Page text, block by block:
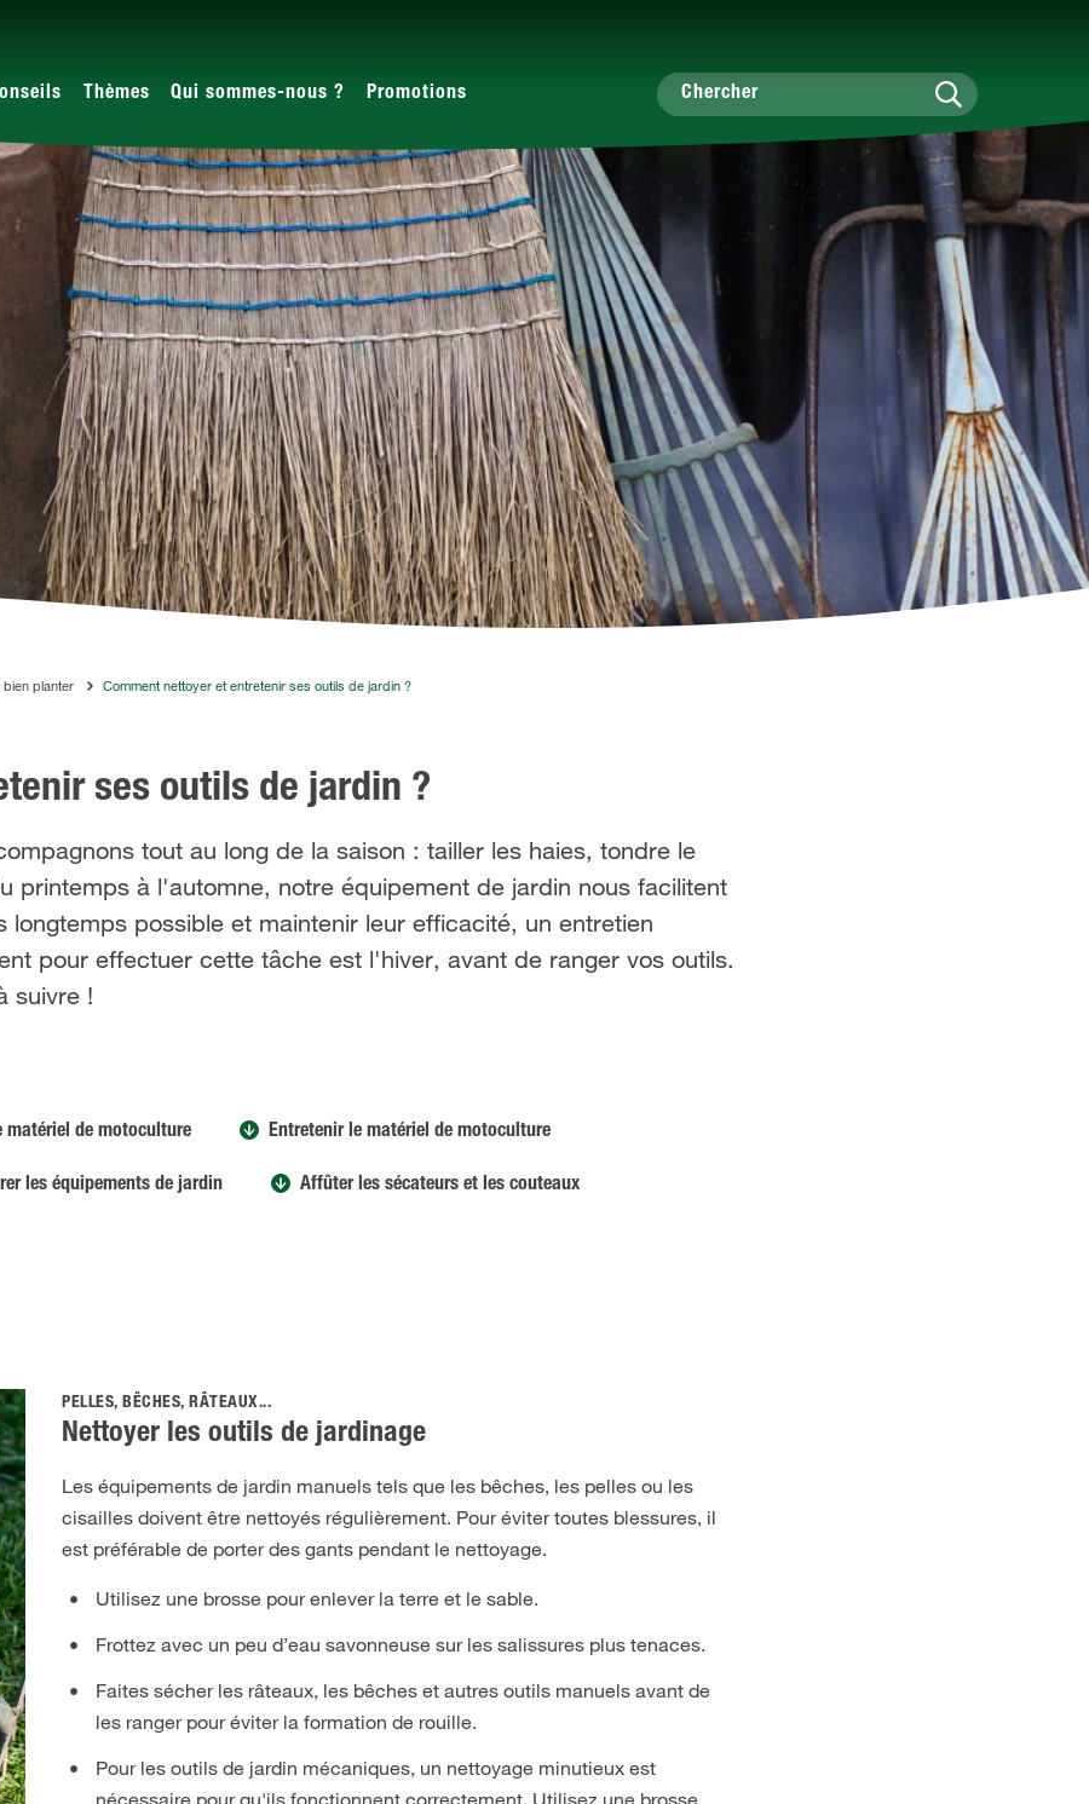
Thèmes Qui sommes-nous ? Promotions
bien planter Comment nettoyer et entretenir ses outils de jardin ?
ses outils de jardin ?
tout au long de la saison : tailler les haies, tondre le
printemps à l'automne, notre équipement de jardin nous facilitent
longtemps possible et maintenir leur efficacité, un entretien
pour effectuer cette tâche est l'hiver, avant de ranger vos outils.
suivre !
matériel de motoculture Entretenir le matériel de motoculture
les équipements de jardin Affûter les sécateurs et les couteaux
PELLES, BÊCHES, RÂTEAUX...
Nettoyer les outils de jardinage
Les équipements de jardin manuels tels que les bêches, les pelles ou les
cisailles doivent être nettoyés régulièrement. Pour éviter toutes blessures, il
est préférable de porter des gants pendant le nettoyage.
Utilisez une brosse pour enlever la terre et le sable.
Frottez avec un peu d’eau savonneuse sur les salissures plus tenaces.
Faites sécher les râteaux, les bêches et autres outils manuels avant de
les ranger pour éviter la formation de rouille.
Pour les outils de jardin mécaniques, un nettoyage minutieux est
nécessaire pour qu'ils fonctionnent correctement. Utilisez une brosse